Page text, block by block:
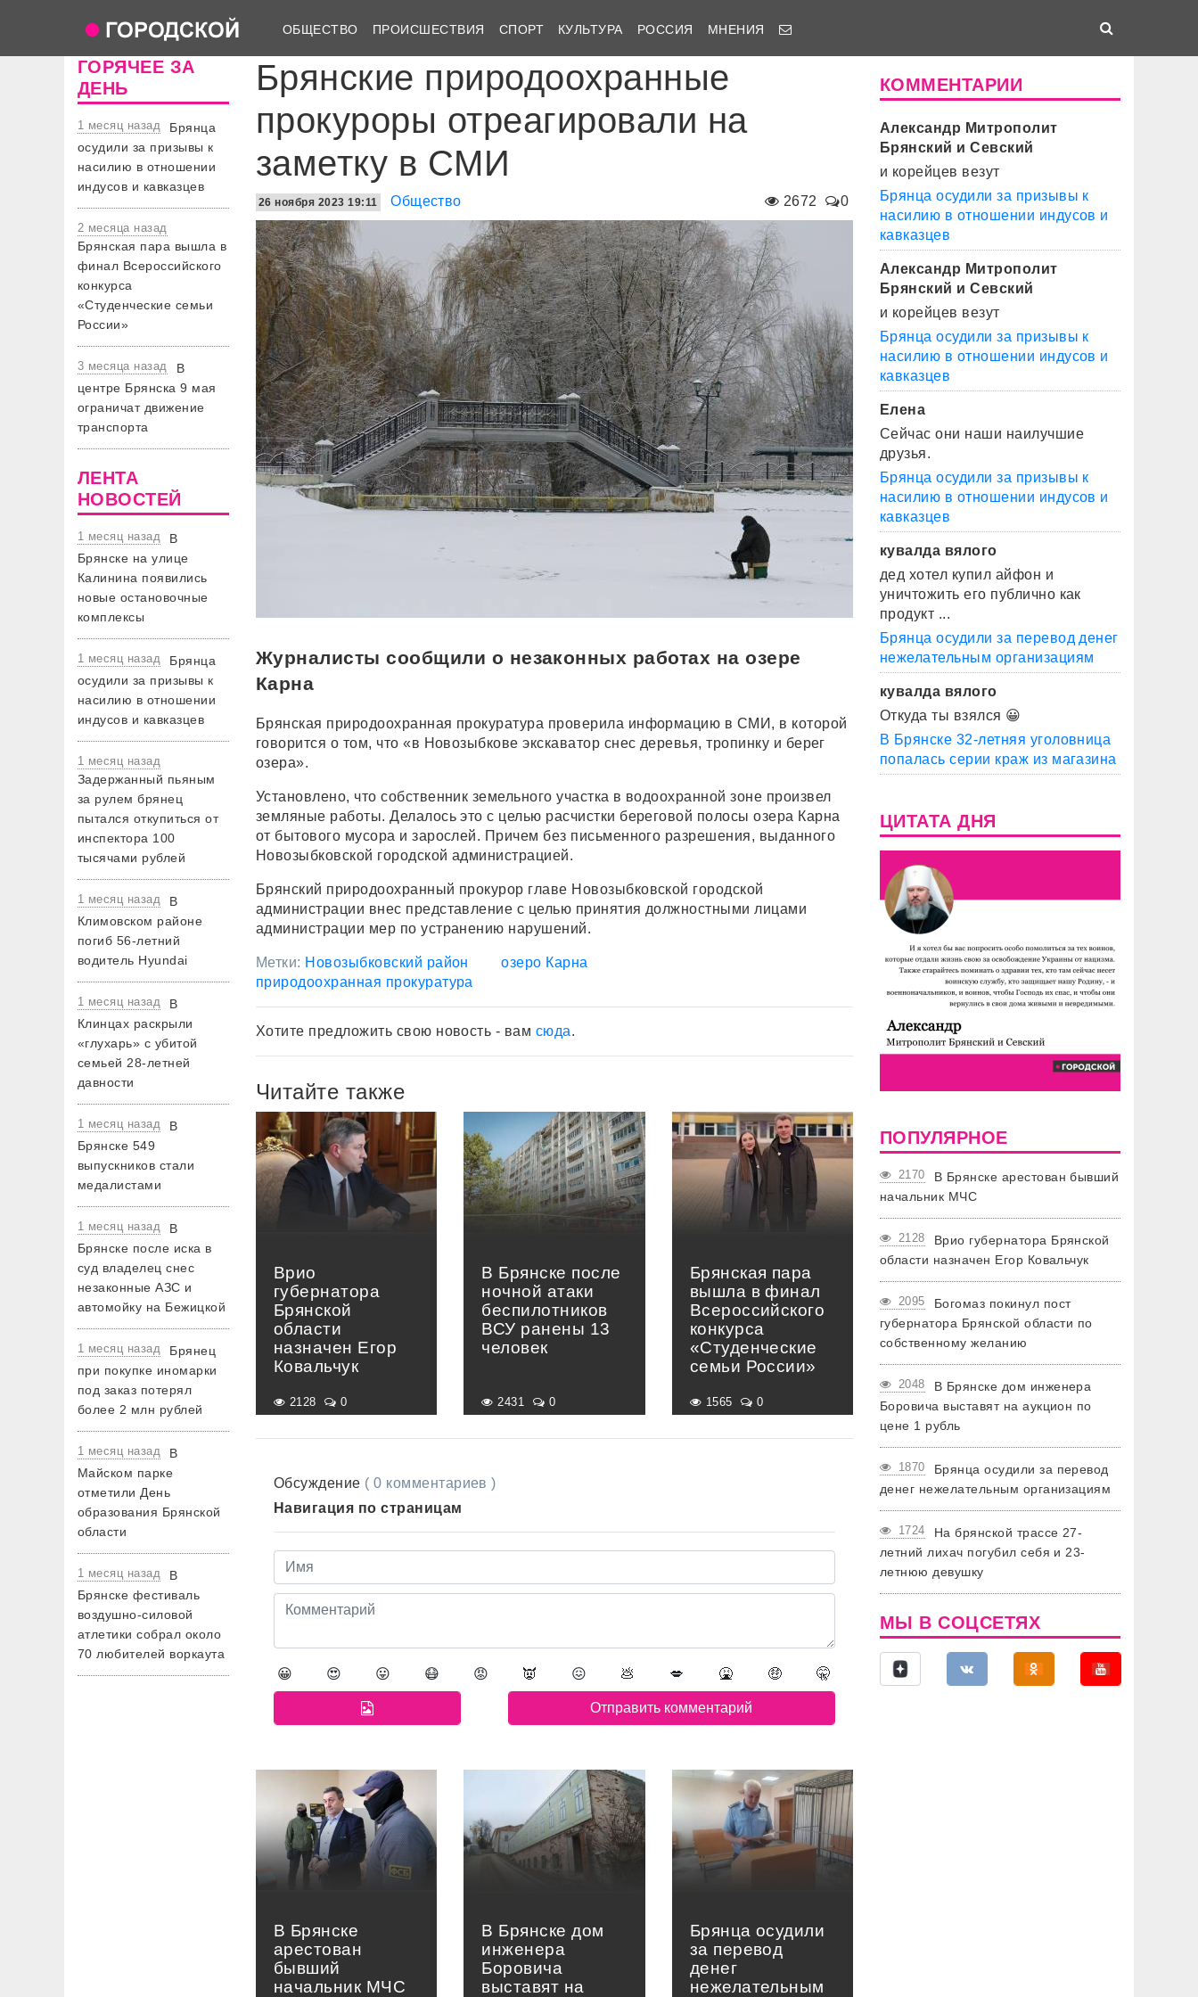
ОБЩЕСТВО ПРОИСШЕСТВИЯ СПОРТ КУЛЬТУРА РОССИЯ МНЕНИЯ
ГОРЯЧЕЕ ЗА
ДЕНЬ
1 месяц назад
Брянца
осудили за призывы к
насилию в отношении
индусов и кавказцев
2 месяца назад
Брянская пара вышла в
финал Всероссийского
конкурса
«Студенческие семьи
России»
3 месяца назад
В
центре Брянска 9 мая
ограничат движение
транспорта
ЛЕНТА
НОВОСТЕЙ
1 месяц назад
В
Брянске на улице
Калинина появились
новые остановочные
комплексы
1 месяц назад
Брянца
осудили за призывы к
насилию в отношении
индусов и кавказцев
1 месяц назад
Задержанный пьяным
за рулем брянец
пытался откупиться от
инспектора 100
тысячами рублей
1 месяц назад
В
Климовском районе
погиб 56-летний
водитель Hyundai
1 месяц назад
В
Клинцах раскрыли
«глухарь» с убитой
семьей 28-летней
давности
1 месяц назад
В
Брянске 549
выпускников стали
медалистами
1 месяц назад
В
Брянске после иска в
суд владелец снес
незаконные АЗС и
автомойку на Бежицкой
1 месяц назад
Брянец
при покупке иномарки
под заказ потерял
более 2 млн рублей
1 месяц назад
В
Майском парке
отметили День
образования Брянской
области
1 месяц назад
В
Брянске фестиваль
воздушно-силовой
атлетики собрал около
70 любителей воркаута
Брянские природоохранные
прокуроры отреагировали на
заметку в СМИ
2672 0
26 ноября 2023 19:11 Общество
Журналисты сообщили о незаконных работах на озере
Карна
Брянская природоохранная прокуратура проверила информацию в СМИ, в которой
говорится о том, что «в Новозыбкове экскаватор снес деревья, тропинку и берег
озера».
Установлено, что собственник земельного участка в водоохранной зоне произвел
земляные работы. Делалось это с целью расчистки береговой полосы озера Карна
от бытового мусора и зарослей. Причем без письменного разрешения, выданного
Новозыбковской городской администрацией.
Брянский природоохранный прокурор главе Новозыбковской городской
администрации внес представление с целью принятия должностными лицами
администрации мер по устранению нарушений.
Метки: Новозыбковский район
озеро Карна
природоохранная прокуратура
Хотите предложить свою новость - вам сюда.
Читайте также
Врио
губернатора
Брянской
области
назначен Егор
Ковальчук
2128 0
В Брянске после
ночной атаки
беспилотников
ВСУ ранены 13
человек
2431 0
Брянская пара
вышла в финал
Всероссийского
конкурса
«Студенческие
семьи России»
1565 0
Обсуждение ( 0 комментариев )
Навигация по страницам
😀 😍 😛 😷 😡 👿 😖 💩 💋 🤮 🤑 🤫
В Брянске
арестован
бывший
начальник МЧС
В Брянске дом
инженера
Боровича
выставят на
Брянца осудили
за перевод
денег
нежелательным
КОММЕНТАРИИ
Александр Митрополит
Брянский и Севский
и корейцев везут
Брянца осудили за призывы к
насилию в отношении индусов и
кавказцев
Александр Митрополит
Брянский и Севский
и корейцев везут
Брянца осудили за призывы к
насилию в отношении индусов и
кавказцев
Елена
Сейчас они наши наилучшие
друзья.
Брянца осудили за призывы к
насилию в отношении индусов и
кавказцев
кувалда вялого
дед хотел купил айфон и
уничтожить его публично как
продукт ...
Брянца осудили за перевод денег
нежелательным организациям
кувалда вялого
Откуда ты взялся 😀
В Брянске 32-летняя уголовница
попалась серии краж из магазина
ЦИТАТА ДНЯ
ПОПУЛЯРНОЕ
2170
В Брянске арестован бывший
начальник МЧС
2128
Врио губернатора Брянской
области назначен Егор Ковальчук
2095
Богомаз покинул пост
губернатора Брянской области по
собственному желанию
2048
В Брянске дом инженера
Боровича выставят на аукцион по
цене 1 рубль
1870
Брянца осудили за перевод
денег нежелательным организациям
1724
На брянской трассе 27-
летний лихач погубил себя и 23-
летнюю девушку
МЫ В СОЦСЕТЯХ